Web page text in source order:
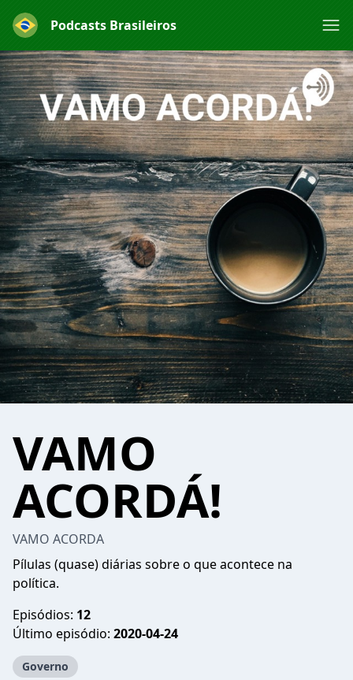
Podcasts Brasileiros
VAMO
ACORDÁ!
VAMO ACORDA
Pílulas (quase) diárias sobre o que acontece na
política.
Episódios: 12
Último episódio: 2020-04-24
Governo